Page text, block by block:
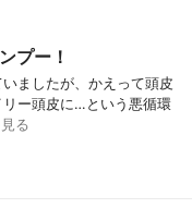
プー！
ましたが、かえって頭皮
ー頭皮に…という悪循環
る